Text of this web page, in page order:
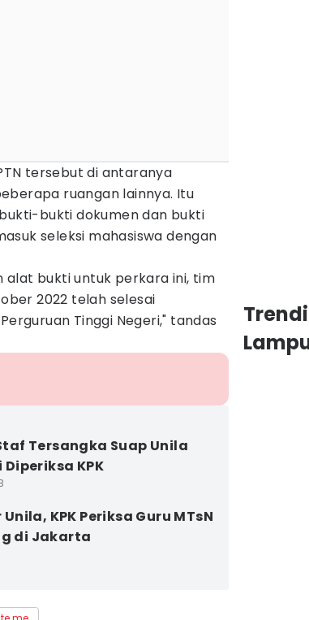
tersebut di antaranya
ruangan lainnya. Itu
bukti dokumen dan bukti
seleksi mahasiswa dengan
alat bukti untuk perkara ini, tim
2022 telah selesai
Tinggi Negeri," tandas
Tersangka Suap Unila
KPK
KPK Periksa Guru MTsN
di Jakarta